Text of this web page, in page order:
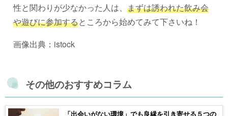
性と関わりが少なかった人は、 まずは誘われた飲み会
や遊びに参加するところから始めてみて下さいね！
画像出典：istock
その他のおすすめコラム
「出会いがない環境」でも良縁を引き寄せる５つの